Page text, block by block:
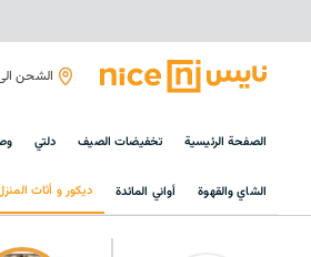
الشحن
الصفحة الرئيسية تخفيضات الصيف دلتي
الشاي والقهوة أواني المائدة ديكور و أثاث